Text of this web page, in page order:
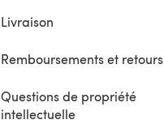
Livraison
Remboursements et retours
Questions de propriété
intellectuelle